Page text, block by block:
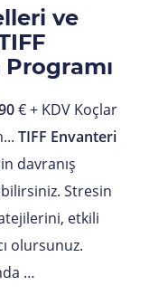
ve
Programı
€ + KDV Koçlar
TIFF Envanteri
davranış
Stresin
etkili
olursunuz.
…